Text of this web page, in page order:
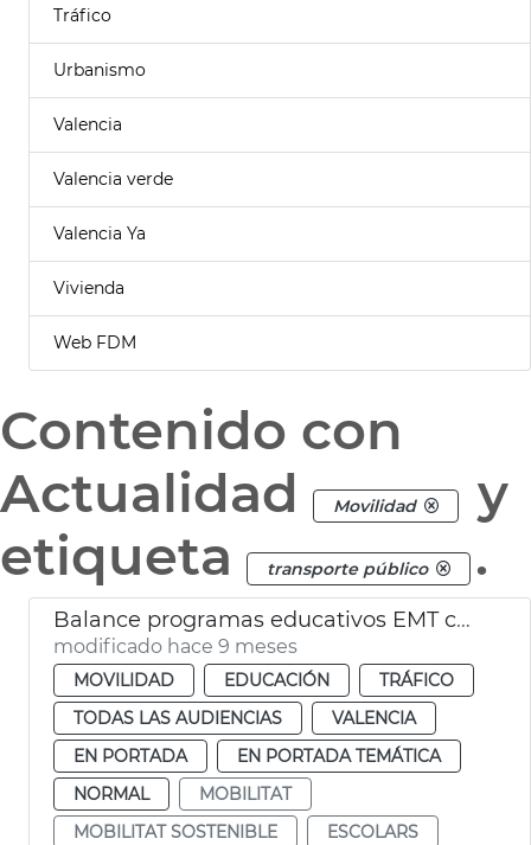
Tráfico
Urbanismo
Valencia
Valencia verde
Valencia Ya
Vivienda
Web FDM
Contenido con
Actualidad
Movilidad
y
etiqueta
transporte público .
Balance programas educativos EMT curso 2024-25
modificado hace 9 meses
MOVILIDAD EDUCACIÓN
TRÁFICO
TODAS LAS AUDIENCIAS
VALENCIA
EN PORTADA
EN PORTADA TEMÁTICA
NORMAL
MOBILITAT
MOBILITAT SOSTENIBLE
ESCOLARS